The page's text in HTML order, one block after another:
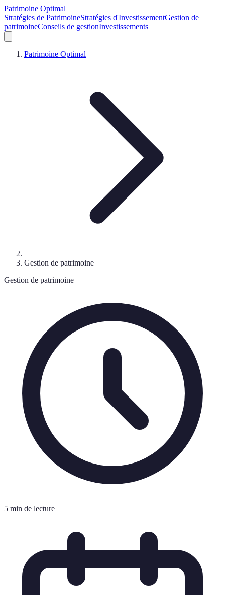
Patrimoine Optimal
Stratégies de PatrimoineStratégies d'InvestissementGestion de
patrimoineConseils de gestionInvestissements
Patrimoine Optimal
Gestion de patrimoine
Gestion de patrimoine
5 min de lecture